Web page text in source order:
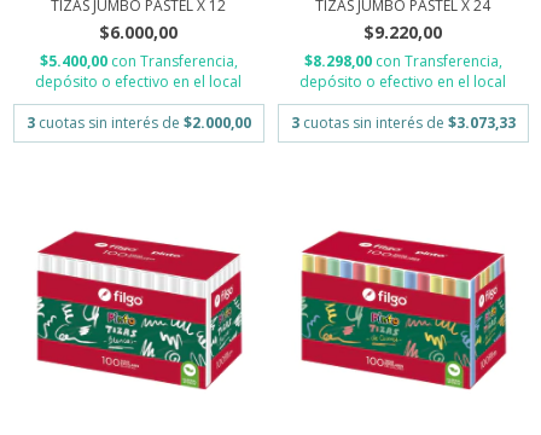
TIZAS JUMBO PASTEL X 12
$6.000,00
$5.400,00 con Transferencia,
depósito o efectivo en el local
3 cuotas sin interés de $2.000,00
TIZAS JUMBO PASTEL X 24
$9.220,00
$8.298,00 con Transferencia,
depósito o efectivo en el local
3 cuotas sin interés de $3.073,33